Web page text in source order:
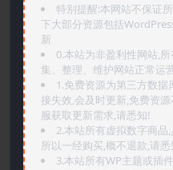
特别提醒:本网站不保证
下大部分资源包括
新
0.本站为非盈利性网站,
集、整理、维护网站正常运
1.免费资源为第三方数
接失效,会及时更新,免费资
服获取更新需求,请悉知!
2.本站所有虚拟数字商品
所以一经购买,概不退款,请悉
3.本站所有WP主题或插